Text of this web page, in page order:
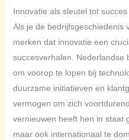
Innovatie als sleutel tot succes
Als je de bedrijfsgeschiedenis
merken dat innovatie een
succesverhalen. Nederlandse
om voorop te lopen bij
duurzame initiatieven en
vermogen om zich
vernieuwen heeft hen in staat
maar ook internationaal te